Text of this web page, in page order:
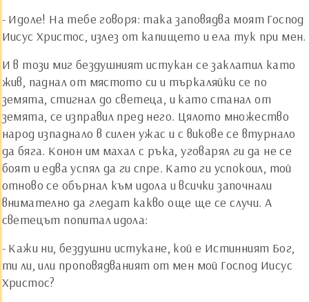
- Идоле! На тебе говоря: така заповядва моят Господ
Иисус Христос, излез от капището и ела тук при мен.
И в този миг бездушният истукан се заклатил като
жив, паднал от мястото си и търкаляйки се по
земята, стигнал до светеца, и като станал от
земята, се изправил пред него. Цялото множество
народ изпаднало в силен ужас и с викове се втурнало
да бяга. Конон им махал с ръка, уговарял ги да не се
боят и едва успял да ги спре. Като ги успокоил, той
отново се обърнал към идола и всички започнали
внимателно да гледат какво още ще се случи. А
светецът попитал идола:
- Кажи ни, бездушни истукане, кой е Истинният Бог,
ти ли, или проповядваният от мен мой Господ Иисус
Христос?